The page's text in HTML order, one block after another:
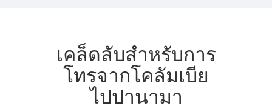
เคล็ดลับสำหรับการ
โทรจากโคลัมเบีย
ไปปานามา